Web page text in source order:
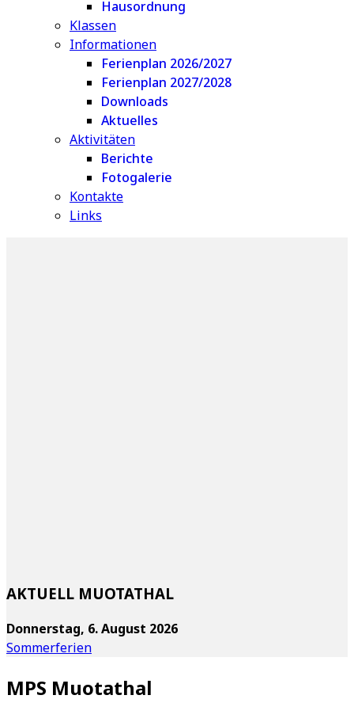
Hausordnung
Klassen
Informationen
Ferienplan 2026/2027
Ferienplan 2027/2028
Downloads
Aktuelles
Aktivitäten
Berichte
Fotogalerie
Kontakte
Links
AKTUELL MUOTATHAL
Donnerstag, 6. August 2026
Sommerferien
MPS Muotathal